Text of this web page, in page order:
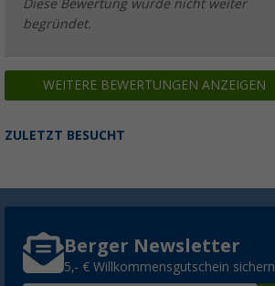
Diese Bewertung wurde nicht weiter
begründet.
WEITERE BEWERTUNGEN ANZEIGEN
ZULETZT BESUCHT
Berger Newsletter
5,- € Willkommensgutschein sichern